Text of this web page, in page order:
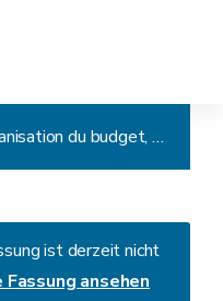
Décret portant organisation du budget, de la comptabilité et du rapportage des unités d'administration publique wallonnes (Décret WBFin)
ist derzeit nicht
ansehen